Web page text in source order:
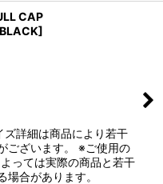
CAP
]
ズ詳細は商品により若干
ございます。 ※ご使用の
っては実際の商品と若干
合があります。